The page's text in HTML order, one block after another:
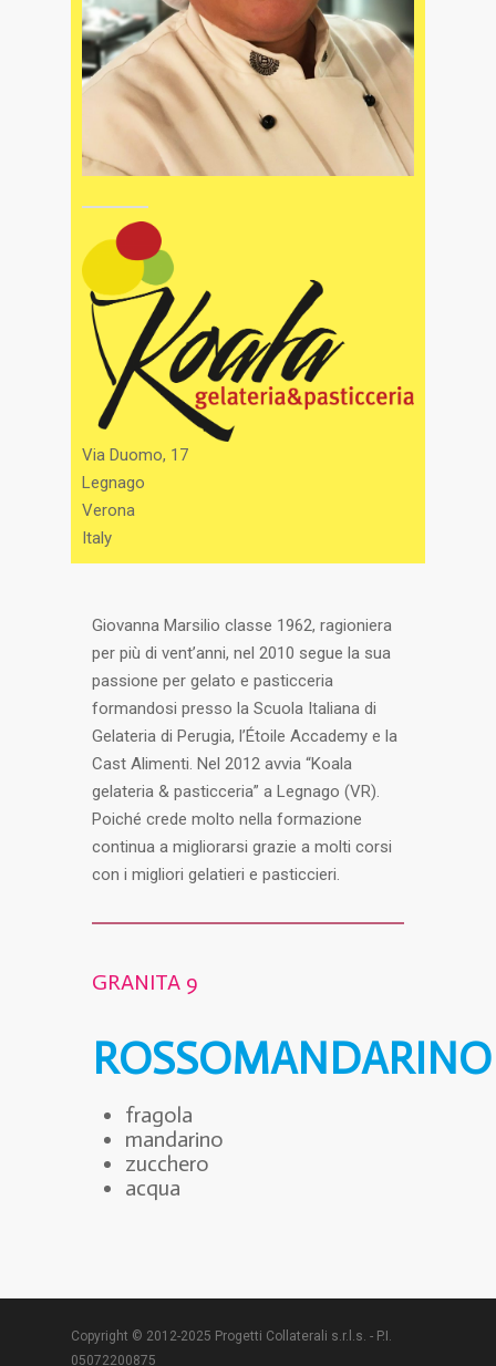
Via Duomo, 17
Legnago
Verona
Italy
Giovanna Marsilio classe 1962, ragioniera
per più di vent’anni, nel 2010 segue la sua
passione per gelato e pasticceria
formandosi presso la Scuola Italiana di
Gelateria di Perugia, l’Étoile Accademy e la
Cast Alimenti. Nel 2012 avvia “Koala
gelateria & pasticceria” a Legnago (VR).
Poiché crede molto nella formazione
continua a migliorarsi grazie a molti corsi
con i migliori gelatieri e pasticcieri.
GRANITA 9
ROSSOMANDARINO
fragola
mandarino
zucchero
acqua
Copyright © 2012-2025 Progetti Collaterali s.r.l.s. - P.I.
05072200875